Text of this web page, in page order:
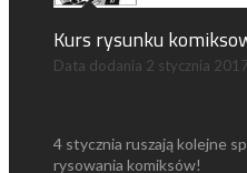
Kurs rysunku
Data dodania 2 stycznia 2017
4 stycznia ruszają kolejne
rysowania komiksów!